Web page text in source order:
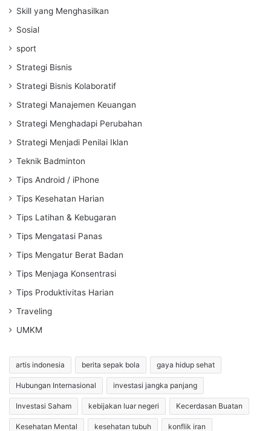
Skill yang Menghasilkan
Sosial
sport
Strategi Bisnis
Strategi Bisnis Kolaboratif
Strategi Manajemen Keuangan
Strategi Menghadapi Perubahan
Strategi Menjadi Penilai Iklan
Teknik Badminton
Tips Android / iPhone
Tips Kesehatan Harian
Tips Latihan & Kebugaran
Tips Mengatasi Panas
Tips Mengatur Berat Badan
Tips Menjaga Konsentrasi
Tips Produktivitas Harian
Traveling
UMKM
artis indonesia berita sepak bola gaya hidup sehat
Hubungan Internasional investasi jangka panjang
Investasi Saham kebijakan luar negeri Kecerdasan Buatan
Kesehatan Mental kesehatan tubuh konflik iran